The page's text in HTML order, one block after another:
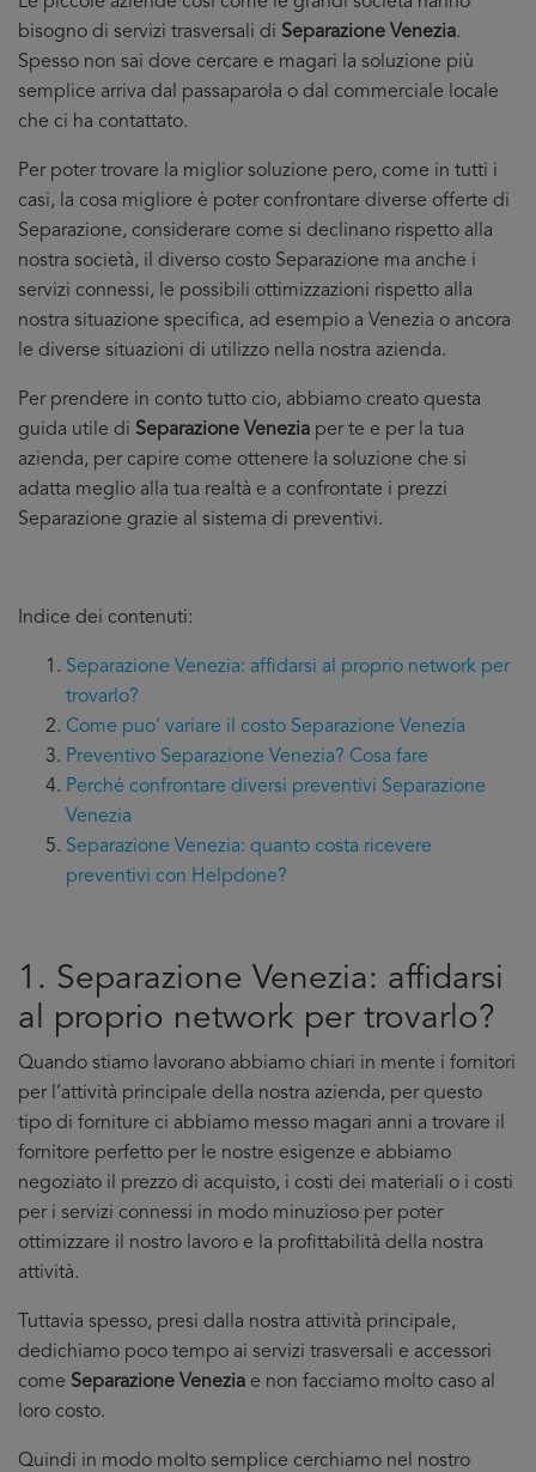
bisogno di servizi trasversali di Separazione Venezia.
Spesso non sai dove cercare e magari la soluzione più
semplice arriva dal passaparola o dal commerciale locale
che ci ha contattato.
Per poter trovare la miglior soluzione pero, come in tutti i
casi, la cosa migliore è poter confrontare diverse offerte di
Separazione, considerare come si declinano rispetto alla
nostra società, il diverso costo Separazione ma anche i
servizi connessi, le possibili ottimizzazioni rispetto alla
nostra situazione specifica, ad esempio a Venezia o ancora
le diverse situazioni di utilizzo nella nostra azienda.
Per prendere in conto tutto cio, abbiamo creato questa
guida utile di Separazione Venezia per te e per la tua
azienda, per capire come ottenere la soluzione che si
adatta meglio alla tua realtà e a confrontate i prezzi
Separazione grazie al sistema di preventivi.
Indice dei contenuti:
Separazione Venezia: affidarsi al proprio network per
trovarlo?
Come puo’ variare il costo Separazione Venezia
Preventivo Separazione Venezia? Cosa fare
Perché confrontare diversi preventivi Separazione
Venezia
Separazione Venezia: quanto costa ricevere
preventivi con Helpdone?
1. Separazione Venezia: affidarsi
al proprio network per trovarlo?
Quando stiamo lavorano abbiamo chiari in mente i fornitori
per l’attività principale della nostra azienda, per questo
tipo di forniture ci abbiamo messo magari anni a trovare il
fornitore perfetto per le nostre esigenze e abbiamo
negoziato il prezzo di acquisto, i costi dei materiali o i costi
per i servizi connessi in modo minuzioso per poter
ottimizzare il nostro lavoro e la profittabilità della nostra
attività.
Tuttavia spesso, presi dalla nostra attività principale,
dedichiamo poco tempo ai servizi trasversali e accessori
come Separazione Venezia e non facciamo molto caso al
loro costo.
Quindi in modo molto semplice cerchiamo nel nostro